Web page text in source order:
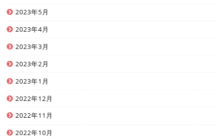
2023年5月
2023年4月
2023年3月
2023年2月
2023年1月
2022年12月
2022年11月
2022年10月